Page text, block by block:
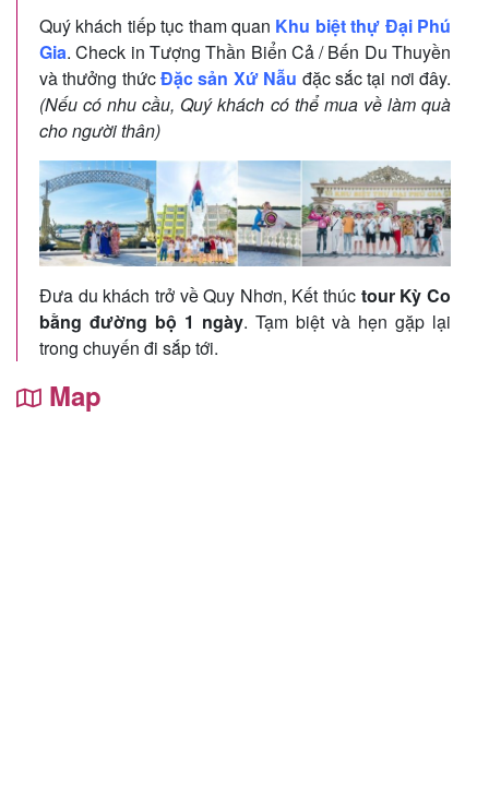
Quý khách tiếp tục tham quan Khu biệt thự Đại Phú
Gia. Check in Tượng Thần Biển Cả / Bến Du Thuyền
và thưởng thứcĐặc sản Xứ Nẫu đặc sắc tại nơi đây.
(Nếu có nhu cầu, Quý khách có thể mua về làm quà
cho người thân)
Đưa du khách trở về Quy Nhơn, Kết thúc tour Kỳ Co
bằng đường bộ 1 ngày. Tạm biệt và hẹn gặp lại
trong chuyến đi sắp tới.
Map